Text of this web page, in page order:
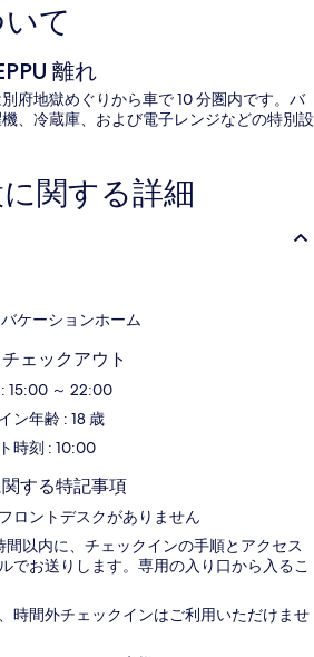
て
離れ
府地獄めぐりから車で 10 分圏内です。バ
、冷蔵庫、および電子レンジなどの特別設
関する詳細
ケーションホーム
ェックアウト
15:00 ～ 22:00
ン年齢 : 18 歳
時刻 : 10:00
する特記事項
ロントデスクがありません
間以内に、チェックインの手順とアクセス
でお送りします。専用の入り口から入るこ
時間外チェックインはご利用いただけませ